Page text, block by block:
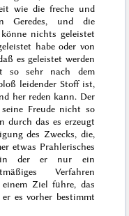
wie die freche und
Geredes, und die
nichts geleistet
habe oder von
es geleistet werden
so sehr nach dem
leidender Stoff ist,
her reden kann. Der
Freude nicht so
durch das es erzeugt
des Zwecks, die,
etwas Prahlerisches
in der er nur ein
Verfahren
Ziel führe, das
es vorher bestimmt